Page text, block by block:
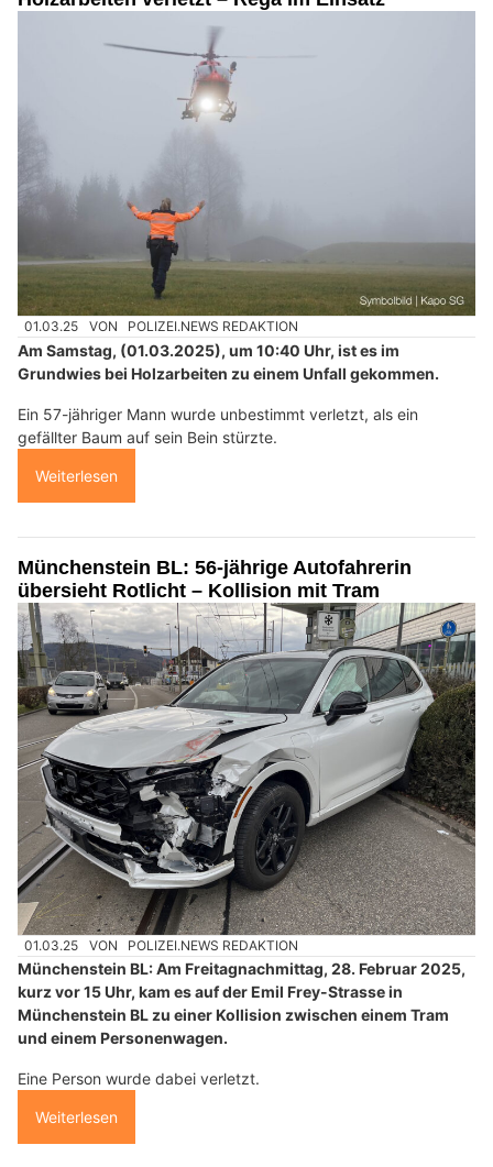
01.03.25 VON POLIZEI.NEWS REDAKTION
Am Samstag, (01.03.2025), um 10:40 Uhr, ist es im
Grundwies bei Holzarbeiten zu einem Unfall gekommen.
Ein 57-jähriger Mann wurde unbestimmt verletzt, als ein
gefällter Baum auf sein Bein stürzte.
Weiterlesen
Münchenstein BL: 56-jährige Autofahrerin
übersieht Rotlicht – Kollision mit Tram
01.03.25 VON POLIZEI.NEWS REDAKTION
Münchenstein BL: Am Freitagnachmittag, 28. Februar 2025,
kurz vor 15 Uhr, kam es auf der Emil Frey-Strasse in
Münchenstein BL zu einer Kollision zwischen einem Tram
und einem Personenwagen.
Eine Person wurde dabei verletzt.
Weiterlesen